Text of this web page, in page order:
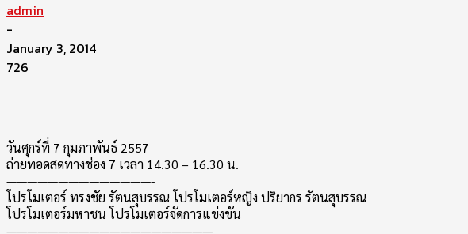
admin
-
January 3, 2014
726
วันศุกร์ที่ 7 กุมภาพันธ์ 2557
ถ่ายทอดสดทางช่อง 7 เวลา 14.30 – 16.30 น.
——————————————-
โปรโมเตอร์ ทรงชัย รัตนสุบรรณ โปรโมเตอร์หญิง ปริยากร รัตนสุบรรณ
โปรโมเตอร์มหาชน โปรโมเตอร์จัดการแข่งขัน
————————————————————